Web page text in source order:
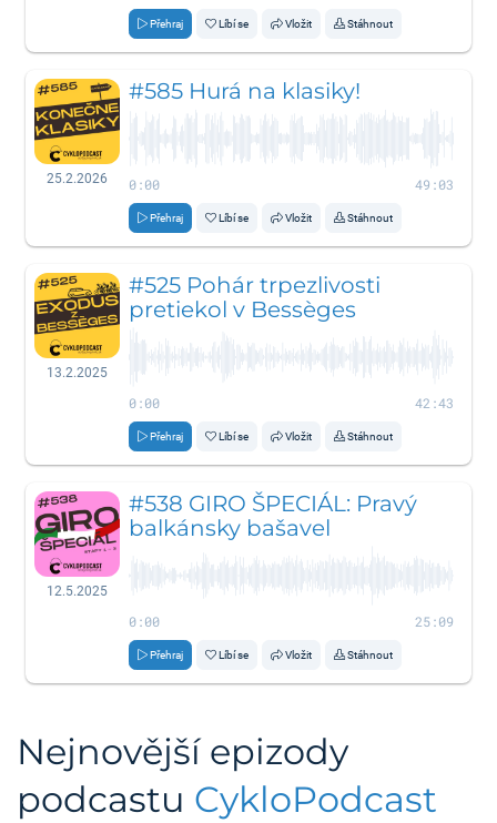
Přehraj Líbí se Vložit Stáhnout
25.2.2026
#585 Hurá na klasiky!
0:00 49:03
Přehraj Líbí se Vložit Stáhnout
13.2.2025
#525 Pohár trpezlivosti
pretiekol v Bessèges
0:00 42:43
Přehraj Líbí se Vložit Stáhnout
12.5.2025
#538 GIRO ŠPECIÁL: Pravý
balkánsky bašavel
0:00 25:09
Přehraj Líbí se Vložit Stáhnout
Nejnovější epizody
podcastu CykloPodcast